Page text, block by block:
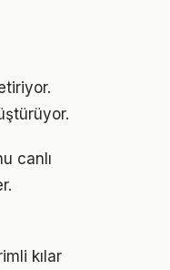
canlı
kılar